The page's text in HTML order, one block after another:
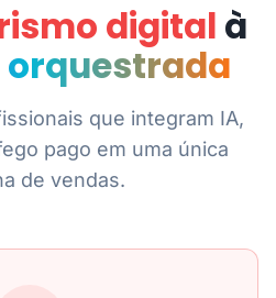
digital à
que integram IA,
pago em uma única
de vendas.